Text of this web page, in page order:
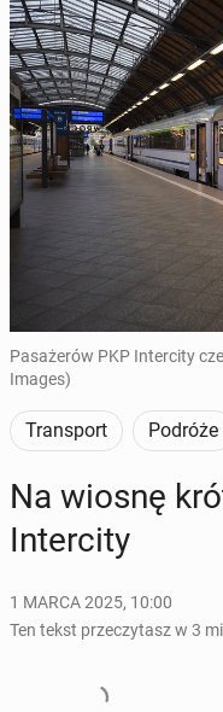
Pasażerów PKP Intercity
Images)
Transport Podróże
Na wiosnę
In­ter­ci­ty
1 MARCA 2025, 10:00
Ten tekst przeczytasz w 3